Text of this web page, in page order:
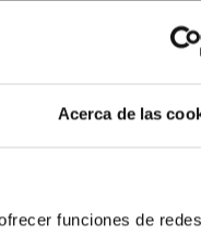
Acerca de las
funciones de